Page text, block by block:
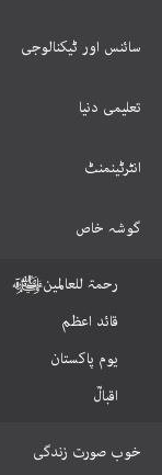
سائنس اور ٹیکنالوجی
تعلیمی دنیا
انٹرٹینمنٹ
گوشہ خاص
رحمۃ للعالمینﷺ
قائد اعظم
یوم پاکستان
اقبالؒ
خوب صورت زندگی